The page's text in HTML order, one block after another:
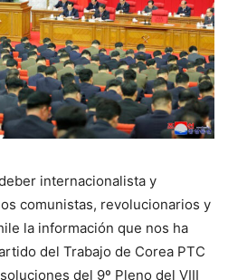
internacionalista y
comunistas, revolucionarios y
la información que nos ha
del Trabajo de Corea PTC
del 9º Pleno del VIII